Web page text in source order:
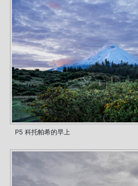
P5 科托帕希的早上